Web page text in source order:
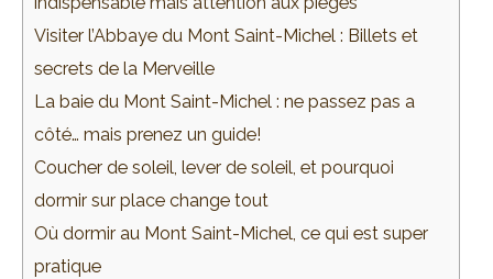
Visiter l’Abbaye du Mont Saint-Michel : Billets et
secrets de la Merveille
La baie du Mont Saint-Michel : ne passez pas a
côté… mais prenez un guide!
Coucher de soleil, lever de soleil, et pourquoi
dormir sur place change tout
Où dormir au Mont Saint-Michel, ce qui est super
pratique